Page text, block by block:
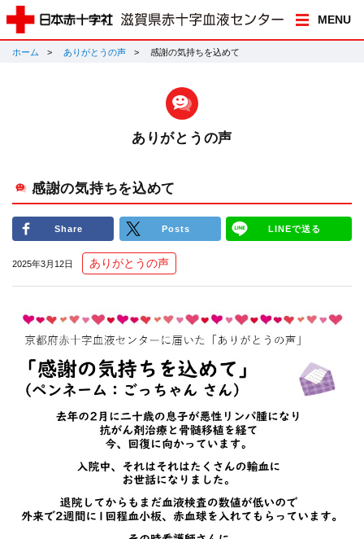
MENU
ホーム ありがとうの声 感謝の気持ちを込めて
ありがとうの声
感謝の気持ちを込めて
Share Posts LINEで送る
2025年3月12日 ありがとうの声